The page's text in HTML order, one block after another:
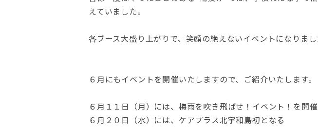
えていました。
各ブース大盛り上がりで、笑顔の絶えないイベントになりま
６月にもイベントを開催いたしますので、ご紹介いたします。
６月１１日（月）には、梅雨を吹き飛ばせ！イベント！を開催
６月２０日（水）には、ケアプラス北宇和島初となる